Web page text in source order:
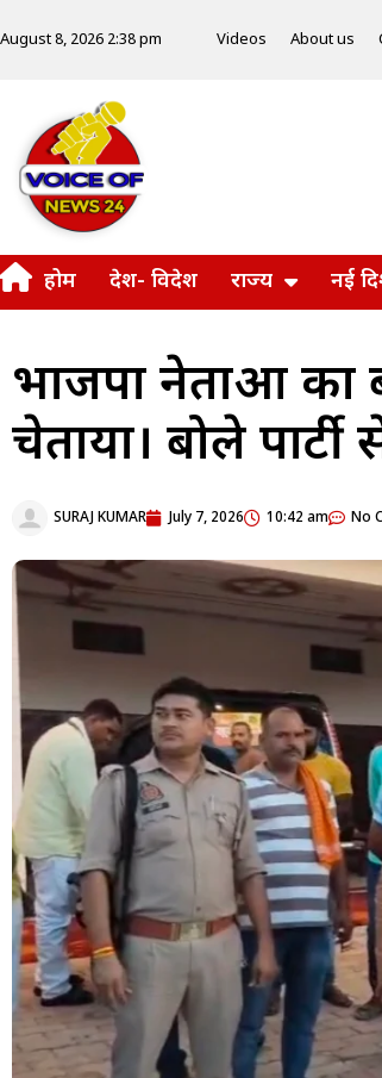
August 8, 2026 2:38 pm Videos About us
होम देश- विदेश राज्य नई
भाजपा नेताओं का
चेताया। बोले
SURAJ KUMAR July 7, 2026 10:42 am No